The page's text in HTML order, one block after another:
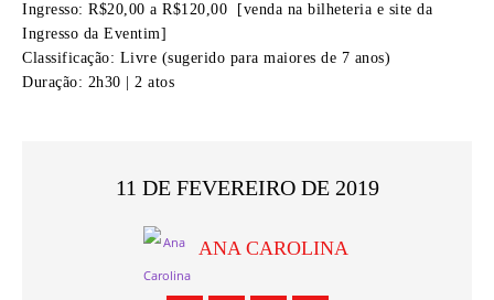
Ingresso: R$20,00 a R$120,00 [venda na bilheteria e site da
Ingresso da Eventim]
Classificação: Livre (sugerido para maiores de 7 anos)
Duração: 2h30 | 2 atos
11 DE FEVEREIRO DE 2019
ANA CAROLINA